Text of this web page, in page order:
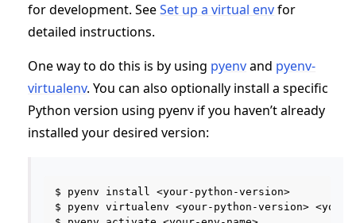
for development. SeeSet up a virtual envfor
detailed instructions.
One way to do this is by using pyenvand pyenv-
virtualenv. You can also optionally install a specific
Python version using pyenv if you haven’t already
installed your desired version:
$ pyenv install <your-python-version>
$ pyenv virtualenv <your-python-version> <your-